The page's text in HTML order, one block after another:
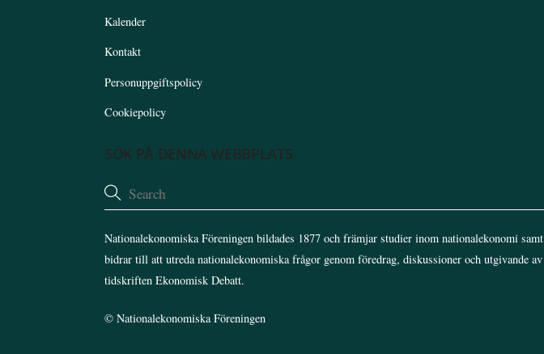
Kalender
Kontakt
Personuppgiftspolicy
Cookiepolicy
SÖK PÅ DENNA WEBBPLATS
Nationalekonomiska Föreningen bildades 1877 och främjar studier inom nationalekonomi samt
bidrar till att utreda nationalekonomiska frågor genom föredrag, diskussioner och utgivande av
tidskriften Ekonomisk Debatt.
©Nationalekonomiska Föreningen